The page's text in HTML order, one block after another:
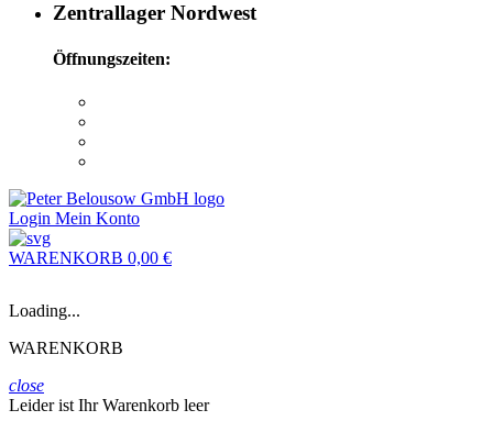
Zentrallager Nordwest
Öffnungszeiten:
Login Mein Konto
WARENKORB 0,00 €
Loading...
WARENKORB
close
Leider ist Ihr Warenkorb leer